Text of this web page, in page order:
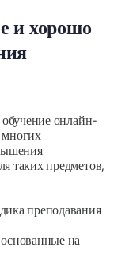
и хорошо
онлайн-
таких предметов,
преподавания
на